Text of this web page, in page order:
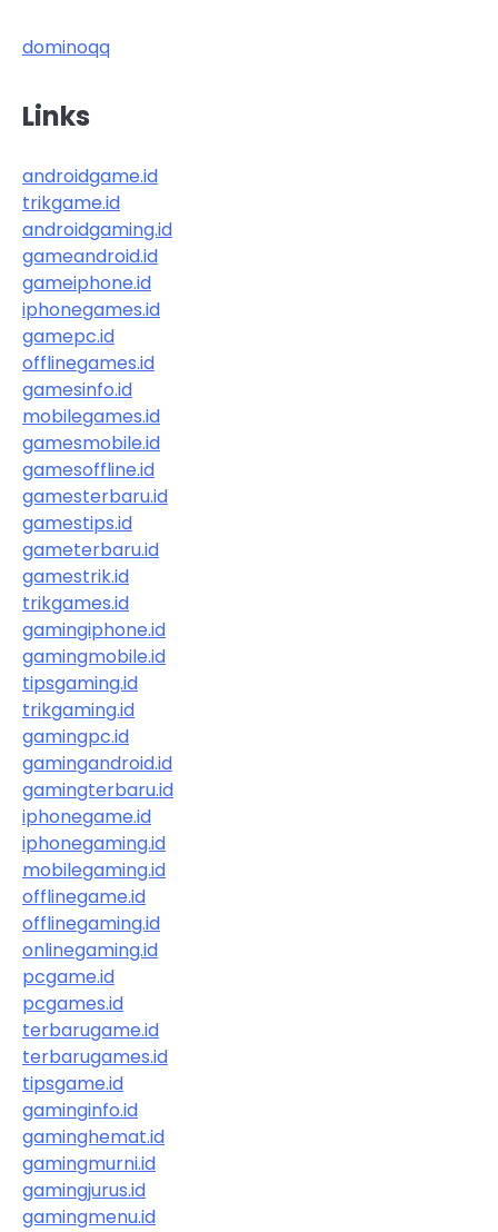
dominoqq
Links
androidgame.id
trikgame.id
androidgaming.id
gameandroid.id
gameiphone.id
iphonegames.id
gamepc.id
offlinegames.id
gamesinfo.id
mobilegames.id
gamesmobile.id
gamesoffline.id
gamesterbaru.id
gamestips.id
gameterbaru.id
gamestrik.id
trikgames.id
gamingiphone.id
gamingmobile.id
tipsgaming.id
trikgaming.id
gamingpc.id
gamingandroid.id
gamingterbaru.id
iphonegame.id
iphonegaming.id
mobilegaming.id
offlinegame.id
offlinegaming.id
onlinegaming.id
pcgame.id
pcgames.id
terbarugame.id
terbarugames.id
tipsgame.id
gaminginfo.id
gaminghemat.id
gamingmurni.id
gamingjurus.id
gamingmenu.id